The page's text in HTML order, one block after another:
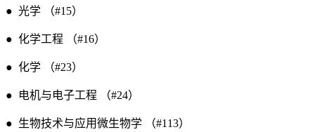
● 光学 （#15）
● 化学工程 （#16）
● 化学 （#23）
● 电机与电子工程 （#24）
● 生物技术与应用微生物学 （#113）